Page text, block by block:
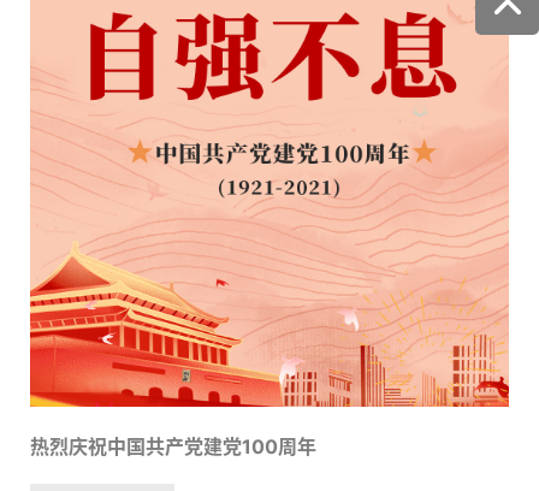
热烈庆祝中国共产党建党100周年